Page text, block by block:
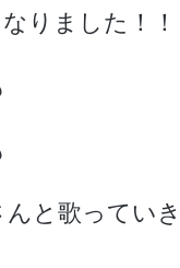
りました！！
と歌ってい